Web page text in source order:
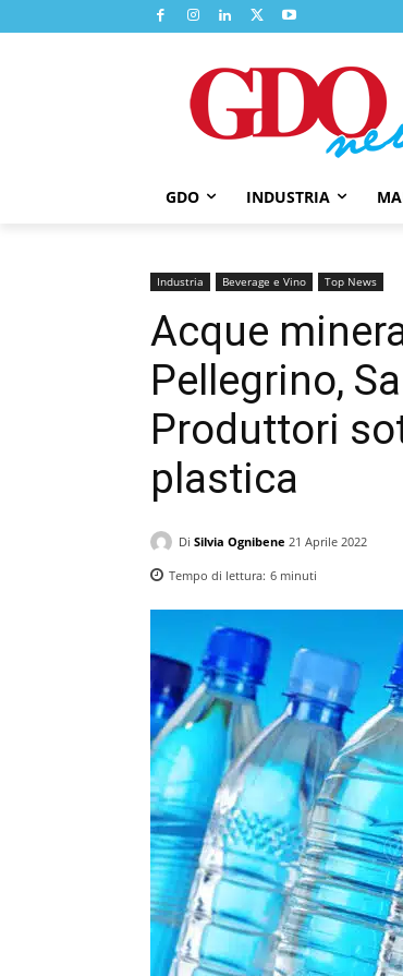
GDO INDUSTRIA
Industria Beverage e Vino Top News
Acque
Pellegrino,
Produttori
plastica
Di Silvia Ognibene 21 Aprile 2022
Tempo di lettura: 6 minuti